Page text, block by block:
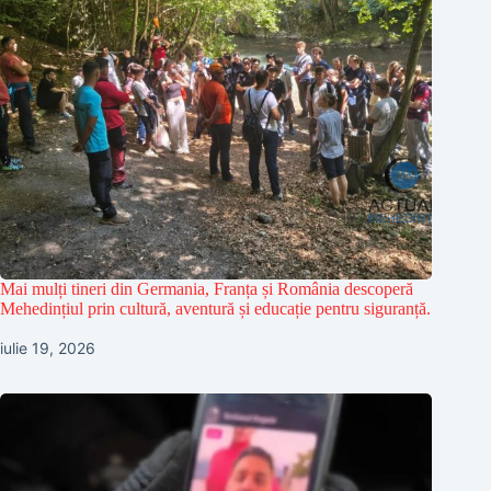
Mai mulți tineri din Germania, Franța și România descoperă
Mehedințiul prin cultură, aventură și educație pentru siguranță.
iulie 19, 2026